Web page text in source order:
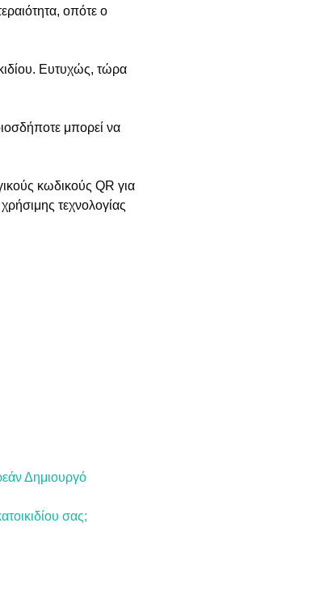
οπότε ο
Ευτυχώς, τώρα
μπορεί να
κωδικούς QR για
τεχνολογίας
Δημιουργό
σας;